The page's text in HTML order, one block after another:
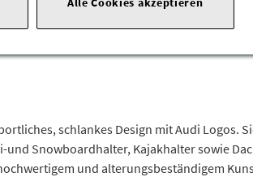
schlankes Design mit Audi Logos.
Snowboardhalter, Kajakhalter sowie
und alterungsbeständigem